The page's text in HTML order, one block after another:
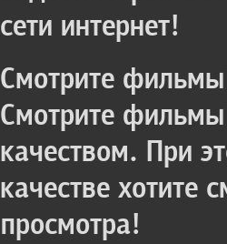
сети интернет!
Смотрите
Смотрите
качеством. При
качестве хотите
просмотра!